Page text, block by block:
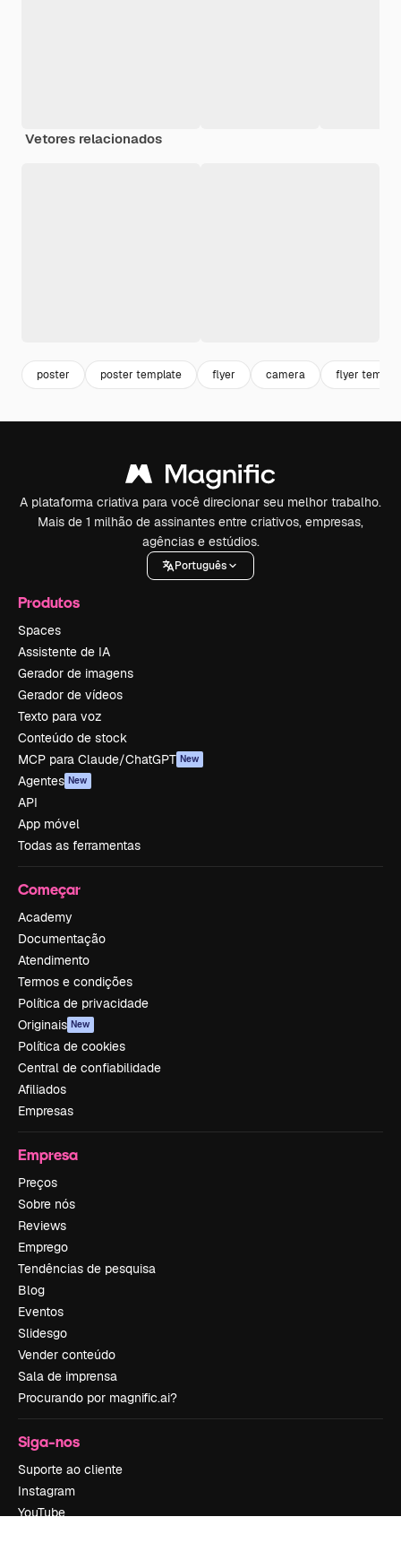
Vetores relacionados
poster poster template flyer camera flyer
A plataforma criativa para você direcionar seu melhor trabalho.
Mais de 1 milhão de assinantes entre criativos, empresas,
agências e estúdios.
Português
Produtos
Spaces
Assistente de IA
Gerador de imagens
Gerador de vídeos
Texto para voz
Conteúdo de stock
MCP para Claude/ChatGPT New
Agentes New
API
App móvel
Todas as ferramentas
Começar
Academy
Documentação
Atendimento
Termos e condições
Política de privacidade
Originais New
Política de cookies
Central de confiabilidade
Afiliados
Empresas
Empresa
Preços
Sobre nós
Reviews
Emprego
Tendências de pesquisa
Blog
Eventos
Slidesgo
Vender conteúdo
Sala de imprensa
Procurando por magnific.ai?
Siga-nos
Suporte ao cliente
Instagram
YouTube